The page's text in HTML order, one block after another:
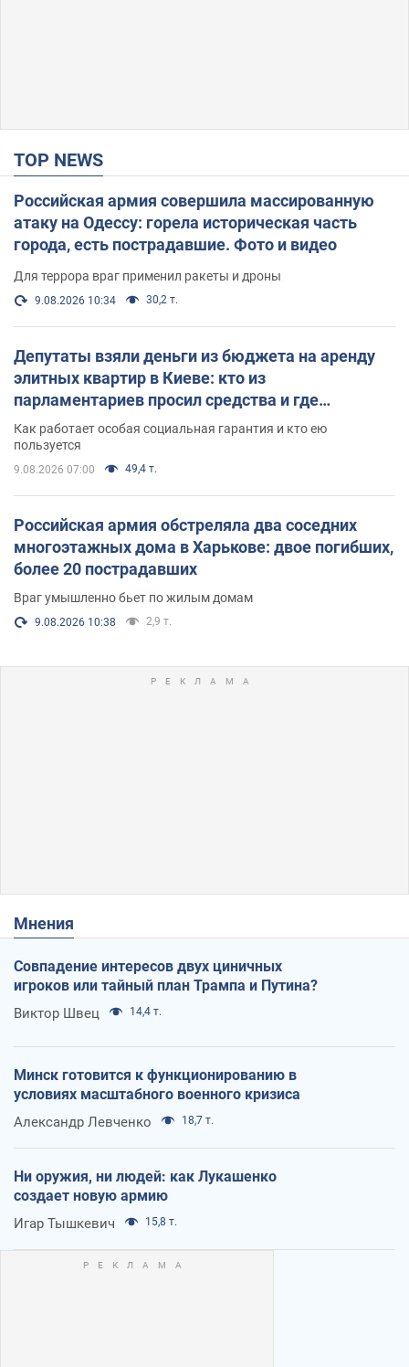
TOP NEWS
Российская армия совершила массированную
атаку на Одессу: горела историческая часть
города, есть пострадавшие. Фото и видео
Для террора враг применил ракеты и дроны
9.08.2026 10:34 30,2 т.
Депутаты взяли деньги из бюджета на аренду
элитных квартир в Киеве: кто из
парламентариев просил средства и где
поселился
Как работает особая социальная гарантия и кто ею
пользуется
9.08.2026 07:00 49,4 т.
Российская армия обстреляла два соседних
многоэтажных дома в Харькове: двое погибших,
более 20 пострадавших
Враг умышленно бьет по жилым домам
9.08.2026 10:38 2,9 т.
Мнения
Совпадение интересов двух циничных
игроков или тайный план Трампа и Путина?
Виктор Швец 14,4 т.
Минск готовится к функционированию в
условиях масштабного военного кризиса
Александр Левченко 18,7 т.
Ни оружия, ни людей: как Лукашенко
создает новую армию
Игар Тышкевич 15,8 т.